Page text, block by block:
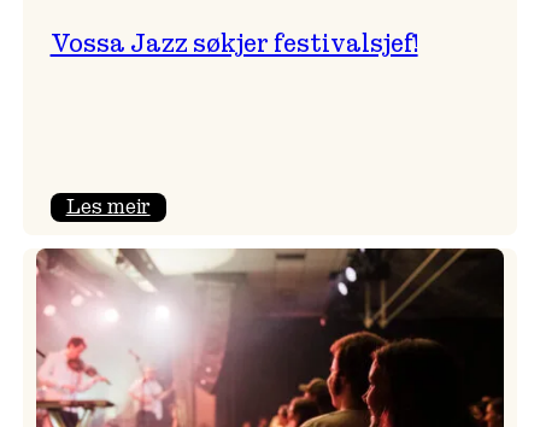
Vossa Jazz søkjer festivalsjef!
Les meir:
Jazz
søkjer